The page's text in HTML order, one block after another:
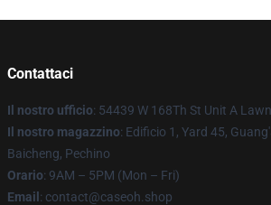
Contattaci
Il nostro ufficio: 54439 W 168Th St Unit A
Il nostro magazzino: Edificio 1, Yard 45,
Baicheng, Pechino
Orario: 9AM – 5PM (Mon – Fri)
Email : contact@caseoh.shop